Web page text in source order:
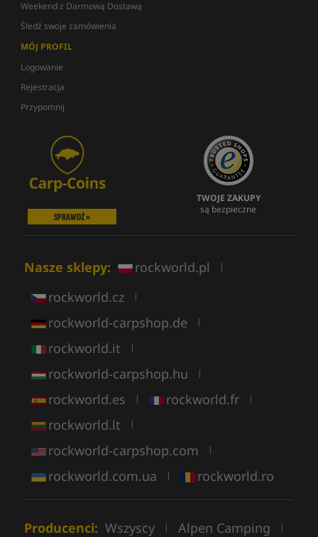
Weekend z Darmową Dostawą
Śledź swoje zamówienia
MÓJ PROFIL
Logowanie
Rejestracja
Przypomnij
SPRAWDŹ »
TWOJE ZAKUPY
są bezpieczne
Nasze sklepy: rockworld.pl |
rockworld.cz |
rockworld-carpshop.de |
rockworld.it |
rockworld-carpshop.hu |
rockworld.es | rockworld.fr |
rockworld.lt |
rockworld-carpshop.com |
rockworld.com.ua | rockworld.ro
Producenci: Wszyscy | Alpen Camping |